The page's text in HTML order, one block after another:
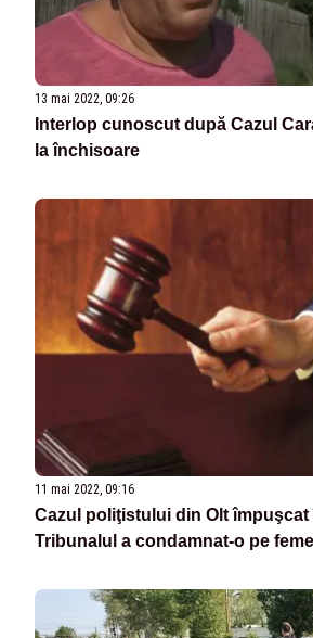
13 mai 2022, 09:26
Interlop cunoscut după Cazul
la închisoare
11 mai 2022, 09:16
Cazul poliţistului din Olt împuşcat
Tribunalul a condamnat-o pe